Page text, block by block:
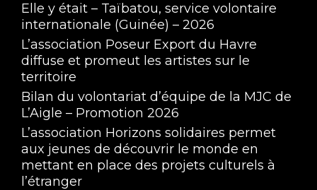
Elle y était – Taïbatou, service volontaire
internationale (Guinée) – 2026
L’association Poseur Export du Havre
diffuse et promeut les artistes sur le
territoire
Bilan du volontariat d’équipe de la MJC de
L’Aigle – Promotion 2026
L’association Horizons solidaires permet
aux jeunes de découvrir le monde en
mettant en place des projets culturels à
l’étranger